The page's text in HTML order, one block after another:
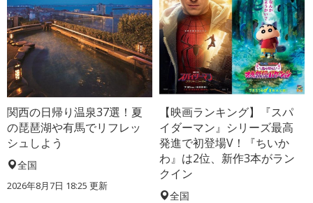
関西の日帰り温泉37選！夏
の琵琶湖や有馬でリフレッ
シュしよう
全国
2026年8月7日 18:25 更新
【映画ランキング】『スパ
イダーマン』シリーズ最高
発進で初登場V！『ちいか
わ』は2位、新作3本がラン
クイン
全国